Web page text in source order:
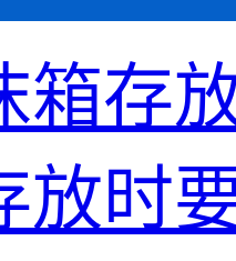
箱存
放时